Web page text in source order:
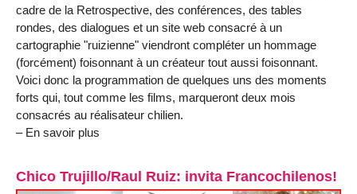
cadre de la Retrospective, des conférences, des tables
rondes, des dialogues et un site web consacré à un
cartographie "ruizienne" viendront compléter un hommage
(forcément) foisonnant à un créateur tout aussi foisonnant.
Voici donc la programmation de quelques uns des moments
forts qui, tout comme les films, marqueront deux mois
consacrés au réalisateur chilien.
– En savoir plus
Chico Trujillo/Raul Ruiz: invita Francochilenos!